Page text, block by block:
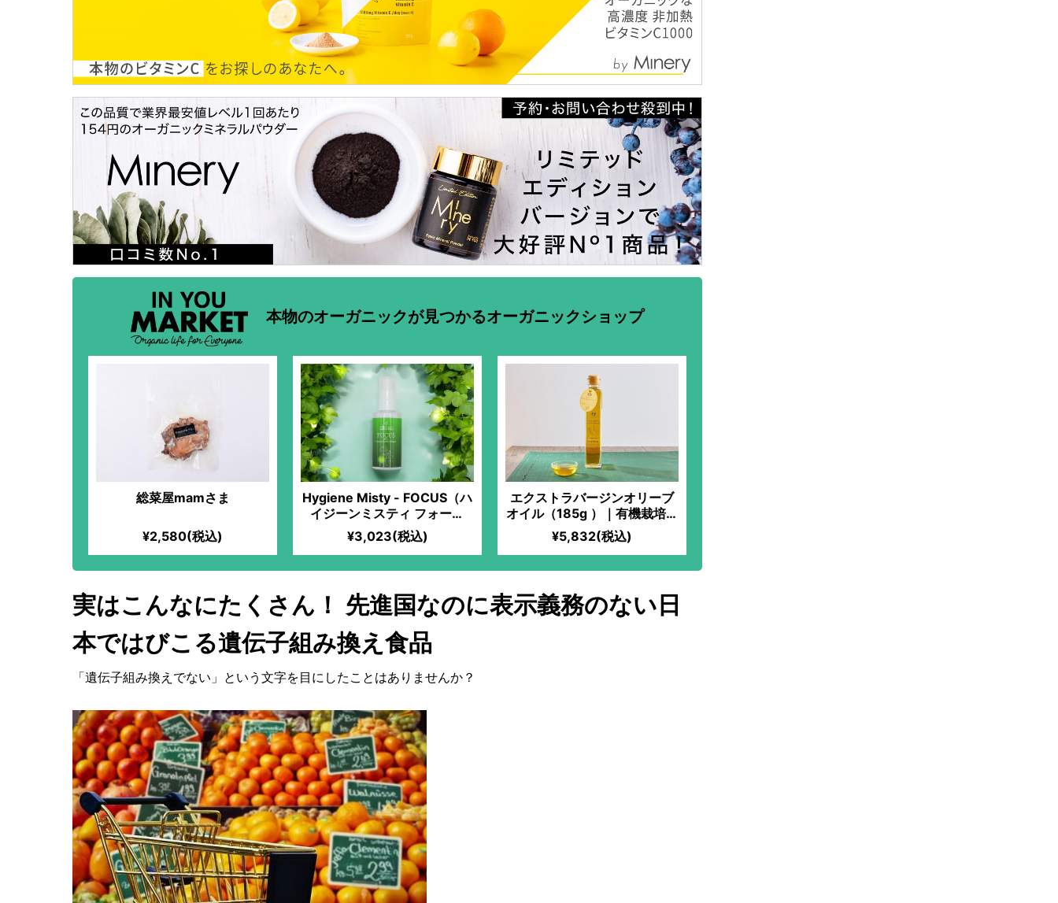
本物のオーガニックが見つかるオーガニックショップ
総菜屋mamさま
¥2,580(税込)
Hygiene Misty - FOCUS（ハ
イジーンミスティ フォーカ
ス）
¥3,023(税込)
エクストラバージンオリーブ
オイル（185g ）｜有機栽培オ
リーブ100%｜冷凍搾油で鮮度
バツグン！生食にピッタリな
飲める「オリーブのジュー
ス」！
¥5,832(税込)
実はこんなにたくさん！ 先進国なのに表示義務のない日
本ではびこる遺伝子組み換え食品
「遺伝子組み換えでない」という文字を目にしたことはありませんか？